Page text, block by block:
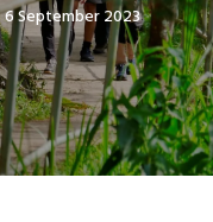
6 September 2023